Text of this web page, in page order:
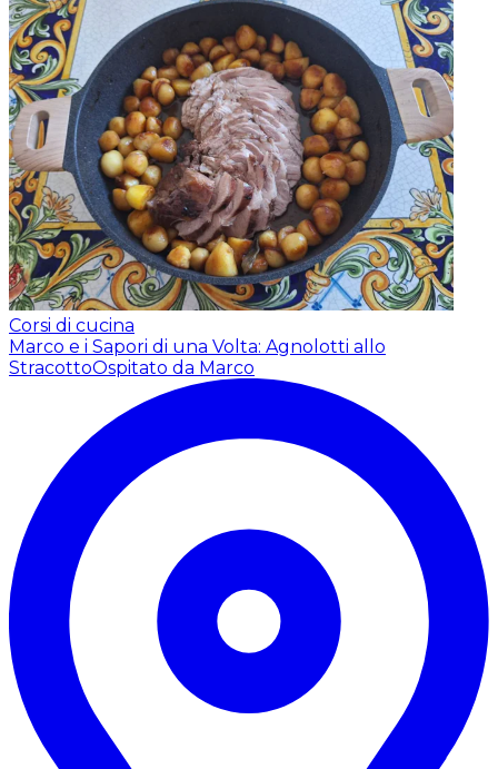
Corsi di cucina
Marco e i Sapori di una Volta: Agnolotti allo
StracottoOspitato da Marco